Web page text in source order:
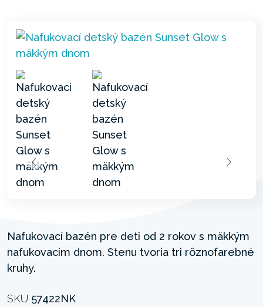
Nafukovací bazén pre deti od 2 rokov s mäkkým
nafukovacím dnom. Stenu tvoria tri rôznofarebné
kruhy.
SKU 57422NK